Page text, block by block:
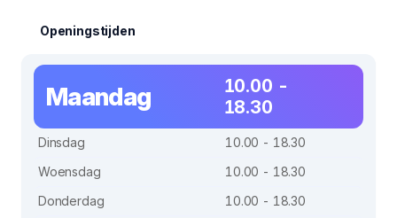
Openingstijden
Maandag
10.00 -
18.30
Dinsdag
10.00 - 18.30
Woensdag
10.00 - 18.30
Donderdag
10.00 - 18.30